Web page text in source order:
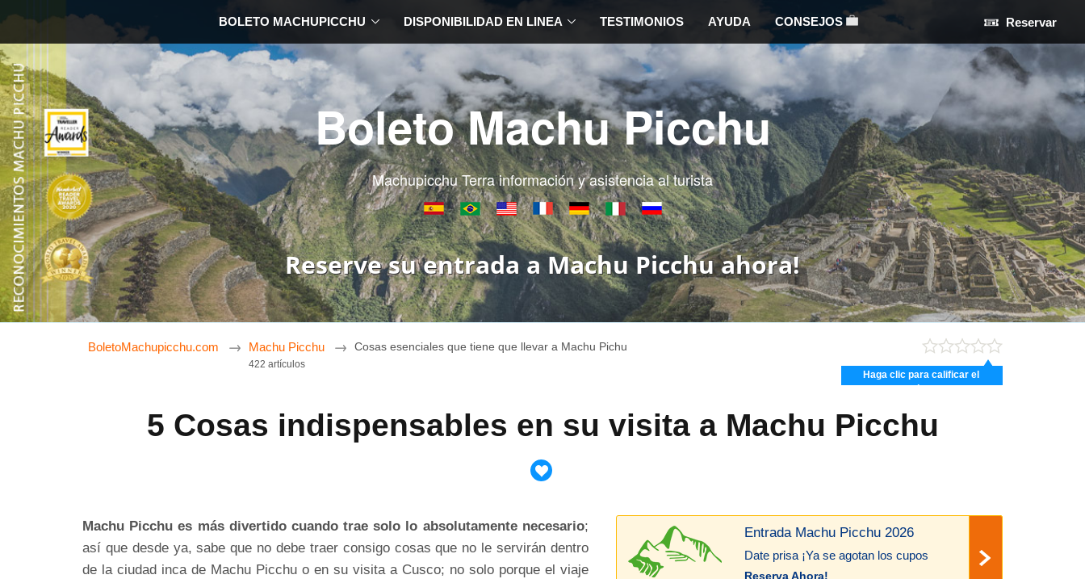
BOLETO MACHUPICCHU DISPONIBILIDAD EN LINEA TESTIMONIOS AYUDA CONSEJOS Reservar
Boleto Machu Picchu
Machupicchu Terra información y asistencia al turista
Reserve su entrada a Machu Picchu ahora!
BoletoMachupicchu.com Machu Picchu
422 artículos
Cosas esenciales que tiene que llevar a Machu Pichu
Haga clic para calificar el
5 Cosas indispensables en su visita a Machu Picchu
Entrada Machu Picchu 2026
Date prisa ¡Ya se agotan los cupos
Reserva Ahora!
Machu Picchu es más divertido cuando trae solo lo absolutamente necesario;
así que desde ya, sabe que no debe traer consigo cosas que no le servirán dentro
de la ciudad inca de Machu Picchu o en su visita a Cusco; no solo porque el viaje